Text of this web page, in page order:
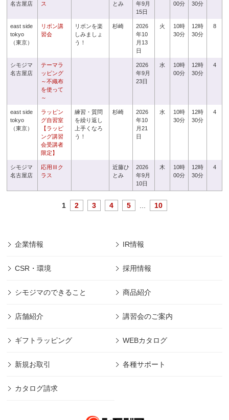
名古屋店
ス
とみ
年9月
15日
00分
30分
east side
tokyo
（東京）
リボン講
習会
リボンを楽
しみましょ
う！
杉崎
2026
年10
月13
日
火
10時
30分
12時
30分
8
シモジマ
名古屋店
テーマラ
ッピング
～不織布
を使って
～
2026
年9月
23日
水
10時
00分
12時
30分
4
east side
tokyo
（東京）
ラッピン
グ自習室
【ラッピ
ング講習
会受講者
限定】
練習・質問
を繰り返し
上手くなろ
う！
杉崎
2026
年10
月21
日
水
10時
30分
12時
30分
4
シモジマ
名古屋店
応用Ⅲク
ラス
近藤ひ
とみ
2026
年9月
10日
木
10時
00分
12時
30分
4
1 2 3 4 5 10
企業情報 IR情報
CSR・環境 採用情報
シモジマのできること 商品紹介
店舗紹介 講習会のご案内
ギフトラッピング WEBカタログ
新規お取引 各種サポート
カタログ請求